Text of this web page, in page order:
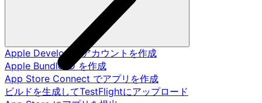
Apple Developer アカウントを作成
Apple Bundle ID を作成
App Store Connect でアプリを作成
ビルドを生成してTestFlightにアップロード